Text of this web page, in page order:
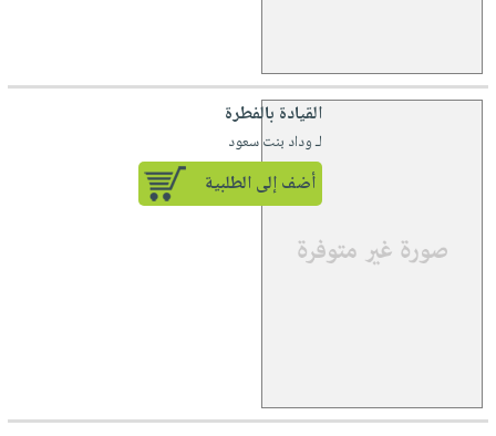
القيادة بالفطرة
لـ وداد بنت سعود
أضف إلى الطلبية